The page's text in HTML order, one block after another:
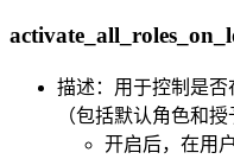
描述：用于控制是
（包括默认角色和授
开启后，在用